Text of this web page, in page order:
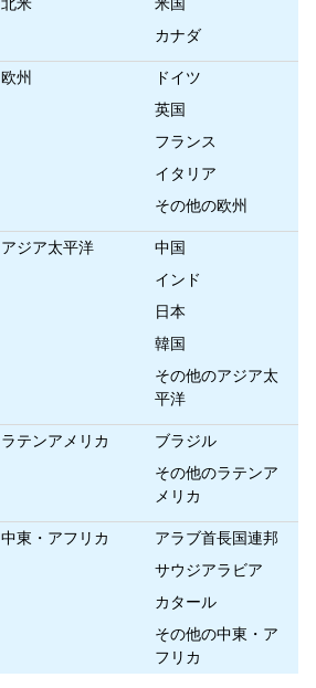
カナダ
欧州
ドイツ
英国
フランス
イタリア
その他の欧州
アジア太平洋
中国
インド
日本
韓国
その他のアジア太
平洋
ラテンアメリカ
ブラジル
その他のラテンア
メリカ
中東・アフリカ
アラブ首長国連邦
サウジアラビア
カタール
その他の中東・ア
フリカ